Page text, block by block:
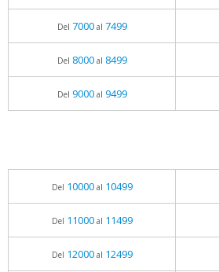
Del 7000al 7499
Del 8000al 8499
Del 9000al 9499
Del 10000al 10499
Del 11000al 11499
Del 12000al 12499